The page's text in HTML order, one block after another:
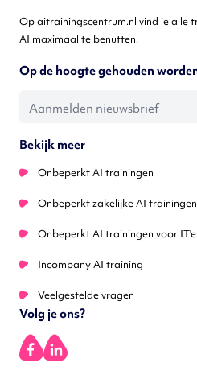
Bekijk meer
Onbeperkt AI trainingen
Onbeperkt zakelijke AI trainingen
Onbeperkt AI trainingen voor
Incompany AI training
Veelgestelde vragen
Volg je ons?
Op aitrainingscentrum.nl vind je alle
AI maximaal te benutten.
Op de hoogte gehouden